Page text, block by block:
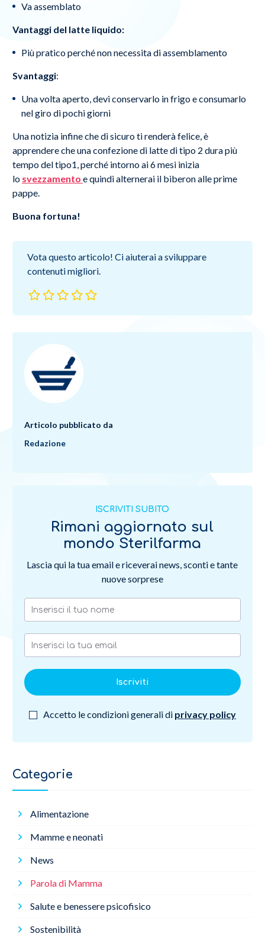
Categorie
Alimentazione
Mamme e neonati
News
Parola di Mamma
Salute e benessere psicofisico
Sostenibilità
Va assemblato
Vantaggi del latte liquido:
Più pratico perché non necessita di assemblamento
Svantaggi:
Una volta aperto, devi conservarlo in frigo e consumarlo
nel giro di pochi giorni
Una notizia infine che di sicuro ti renderà felice, è
apprendere che una confezione di latte di tipo 2 dura più
tempo del tipo1, perché intorno ai 6 mesi inizia
lo svezzamento e quindi alternerai il biberon alle prime
pappe.
Buona fortuna!
Vota questo articolo! Ci aiuterai a sviluppare
contenuti migliori.
Articolo pubblicato da
Redazione
ISCRIVITI SUBITO
Rimani aggiornato sul
mondo Sterilfarma
Lascia qui la tua email e riceverai news, sconti e tante
nuove sorprese
Iscriviti
Accetto le condizioni generali di privacy policy